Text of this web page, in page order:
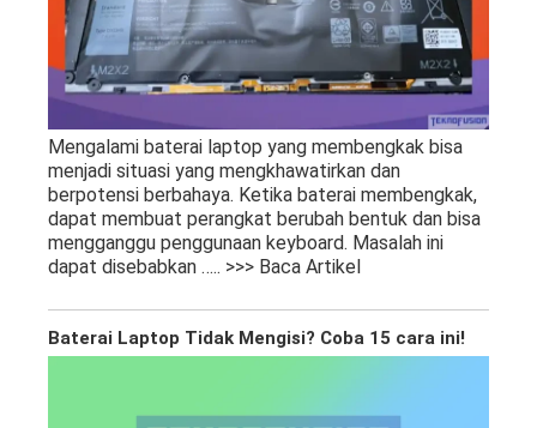
Mengalami baterai laptop yang membengkak bisa
menjadi situasi yang mengkhawatirkan dan
berpotensi berbahaya. Ketika baterai membengkak,
dapat membuat perangkat berubah bentuk dan bisa
mengganggu penggunaan keyboard. Masalah ini
dapat disebabkan ….. >>> Baca Artikel
Baterai Laptop Tidak Mengisi? Coba 15 cara ini!